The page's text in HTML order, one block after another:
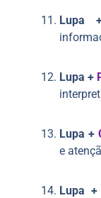
Lupa
Lupa +
Lupa +
e
Lupa +